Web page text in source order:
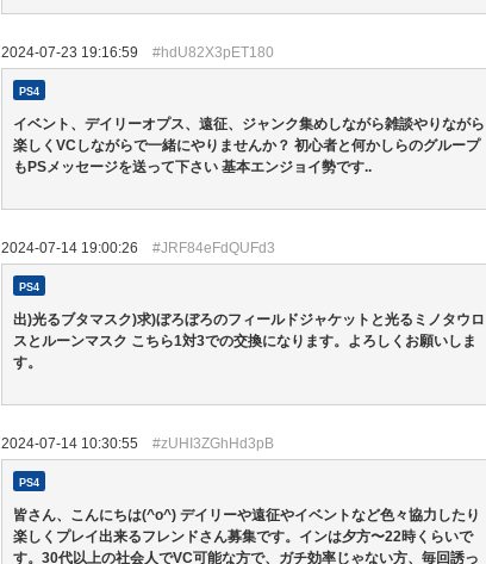
2024-07-23 19:16:59 #hdU82X3pET180
PS4
イベント、デイリーオプス、遠征、ジャンク集めしながら雑談やりながら
楽しくVCしながらで一緒にやりませんか？ 初心者と何かしらのグループ
もPSメッセージを送って下さい 基本エンジョイ勢です..
2024-07-14 19:00:26 #JRF84eFdQUFd3
PS4
出)光るブタマスク)求)ぼろぼろのフィールドジャケットと光るミノタウロ
スとルーンマスク こちら1対3での交換になります。よろしくお願いしま
す。
2024-07-14 10:30:55 #zUHI3ZGhHd3pB
PS4
皆さん、こんにちは(^o^) デイリーや遠征やイベントなど色々協力したり
楽しくプレイ出来るフレンドさん募集です。インは夕方〜22時くらいで
す。30代以上の社会人でVC可能な方で、ガチ効率じゃない方、毎回誘っ